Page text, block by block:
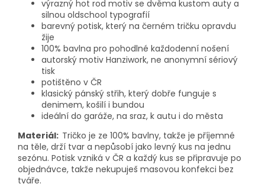
výrazný hot rod motiv se dvěma kustom auty a
silnou oldschool typografií
barevný potisk, který na černém tričku opravdu
žije
100% bavlna pro pohodlné každodenní nošení
autorský motiv Hanziwork, ne anonymní sériový
tisk
potištěno v ČR
klasický pánský střih, který dobře funguje s
denimem, košilí i bundou
ideální do garáže, na sraz, k autu i do města
Materiál: Tričko je ze 100% bavlny, takže je příjemné
na těle, drží tvar a nepůsobí jako levný kus na jednu
sezónu. Potisk vzniká v ČR a každý kus se připravuje po
objednávce, takže nekupuješ masovou konfekci bez
tváře.